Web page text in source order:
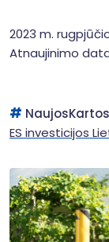
2023 m.
Atnaujinimo
ES investicijos